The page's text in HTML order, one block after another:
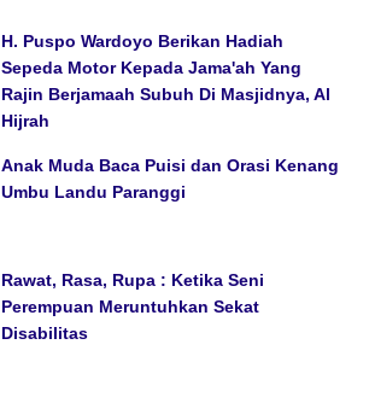
H. Puspo Wardoyo Berikan Hadiah
Sepeda Motor Kepada Jama'ah Yang
Rajin Berjamaah Subuh Di Masjidnya, Al
Hijrah
Anak Muda Baca Puisi dan Orasi Kenang
Umbu Landu Paranggi
Rawat, Rasa, Rupa : Ketika Seni
Perempuan Meruntuhkan Sekat
Disabilitas